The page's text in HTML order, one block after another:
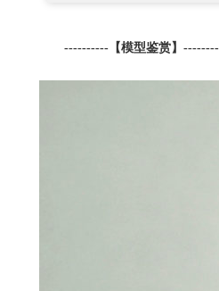
---------- 【模型鉴赏】